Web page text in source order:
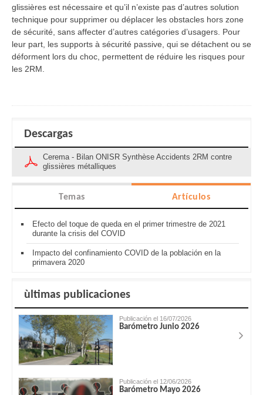
glissières est nécessaire et qu’il n’existe pas d’autres solution
technique pour supprimer ou déplacer les obstacles hors zone
de sécurité, sans affecter d’autres catégories d’usagers. Pour
leur part, les supports à sécurité passive, qui se détachent ou se
déforment lors du choc, permettent de réduire les risques pour
les 2RM.
Descargas
Cerema - Bilan ONISR Synthèse Accidents 2RM contre
glissières métalliques
Temas Artículos
Efecto del toque de queda en el primer trimestre de 2021
durante la crisis del COVID
Impacto del confinamiento COVID de la población en la
primavera 2020
ùltimas publicaciones
Publicación el 16/07/2026
Barómetro Junio 2026
Publicación el 12/06/2026
Barómetro Mayo 2026